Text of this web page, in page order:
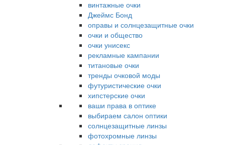
винтажные очки
Джеймс Бонд
оправы и солнцезащитные очки
очки и общество
очки унисекс
рекламные кампании
титановые очки
тренды очковой моды
футуристические очки
хипстерские очки
ваши права в оптике
выбираем салон оптики
солнцезащитные линзы
фотохромные линзы